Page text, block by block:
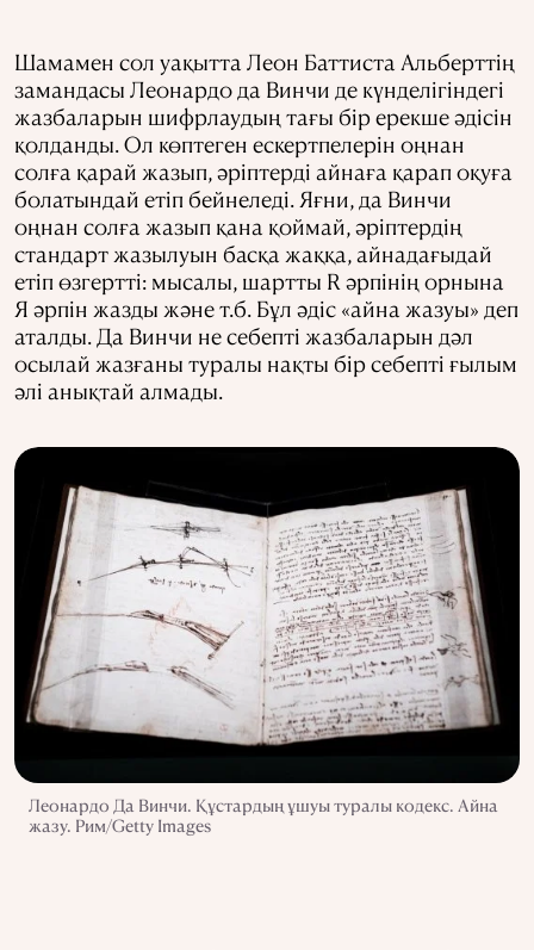
Шамамен сол уақытта Леон Баттиста Альберттің
замандасы Леонардо да Винчи де күнделігіндегі
жазбаларын шифрлаудың тағы бір ерекше әдісін
қолданды. Ол көптеген ескертпелерін оңнан
солға қарай жазып, әріптерді айнаға қарап оқуға
болатындай етіп бейнеледі. Яғни, да Винчи
оңнан солға жазып қана қоймай, әріптердің
стандарт жазылуын басқа жаққа, айнадағыдай
етіп өзгертті: мысалы, шартты R әрпінің орнына
Я әрпін жазды және т.б. Бұл әдіс «айна жазуы» деп
аталды. Да Винчи не себепті жазбаларын дәл
осылай жазғаны туралы нақты бір себепті ғылым
әлі анықтай алмады.
Леонардо Да Винчи. Құстардың ұшуы туралы кодекс. Айна
жазу. Рим/Getty Images